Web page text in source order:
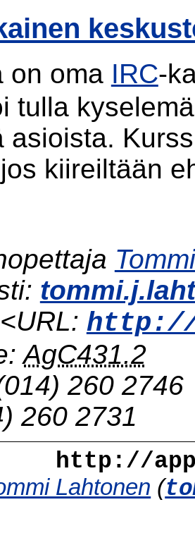
on oma IRC-
tulla
asioista.
kiireiltään
http://
AgC431.2
260 2746
260 2731
http://
Lahtonen (